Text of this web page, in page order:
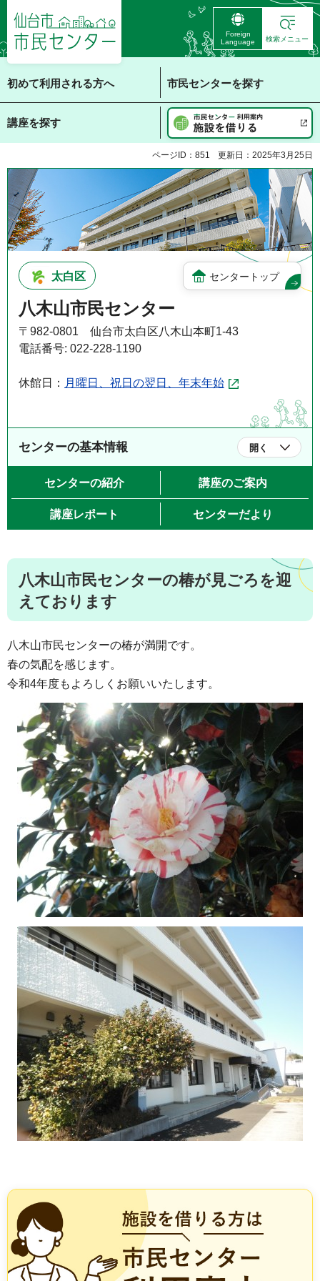
仙台市 市民センタ
ー
Foreign
Language
検索メニュー
初めて利用される方へ 市民センターを探す
講座を探す
ページID：851 更新日：2025年3月25日
太白区 センタートップ
八木山市民センター
〒982-0801 仙台市太白区八木山本町1-43
電話番号: 022-228-1190
休館日： 月曜日、祝日の翌日、年末年始
センターの基本情報 開く
センターの紹介 講座のご案内
講座レポート センターだより
八木山市民センターの椿が見ごろを迎
えております
八木山市民センターの椿が満開です。
春の気配を感じます。
令和4年度もよろしくお願いいたします。